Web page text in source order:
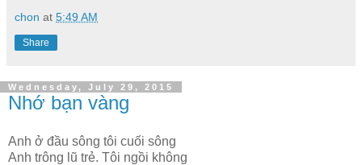
chon at 5:49 AM
Share
Wednesday, July 29, 2015
Nhớ bạn vàng
Anh ở đầu sông tôi cuối sông
Anh trông lũ trẻ. Tôi ngồi không